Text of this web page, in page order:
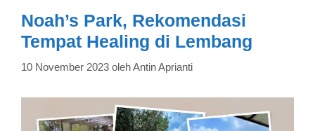
Noah’s Park, Rekomendasi
Tempat Healing di Lembang
10 November 2023 olehAntin Aprianti